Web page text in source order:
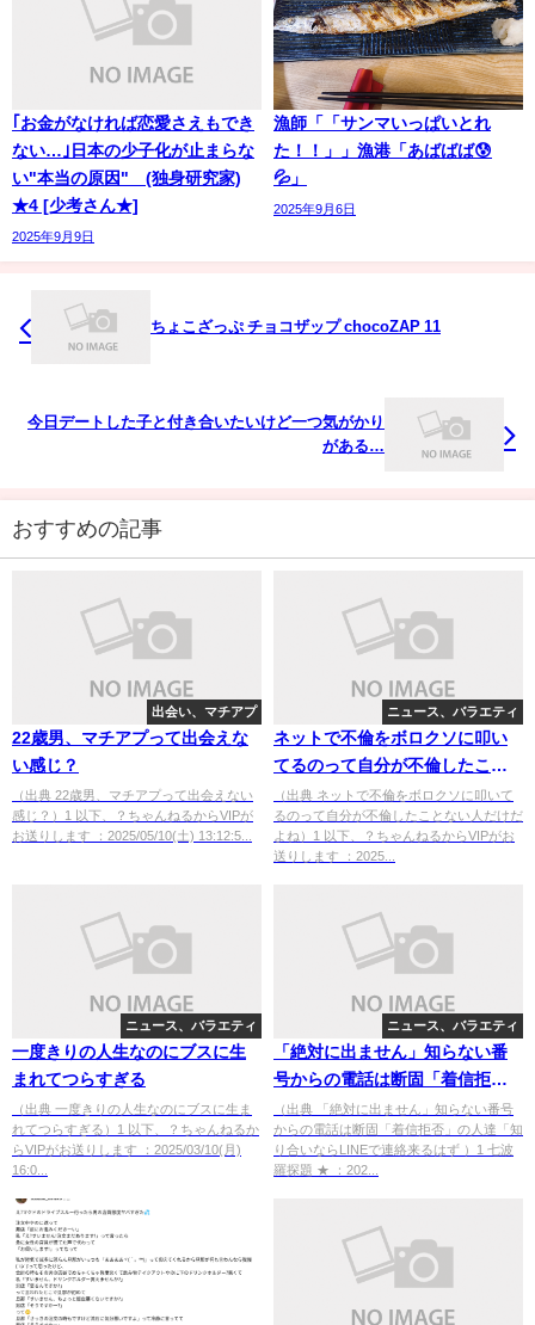
｢お金がなければ恋愛さえもでき
ない…｣日本の少子化が止まらな
い"本当の原因" (独身研究家)
★4 [少考さん★]
2025年9月9日
漁師「「サンマいっぱいとれ
た！！」」漁港「あばばば😰
💦」
2025年9月6日
ちょこざっぷ チョコザップ chocoZAP 11
今日デートした子と付き合いたいけど一つ気がかり
がある…
おすすめの記事
出会い、マチアプ
22歳男、マチアプって出会えな
い感じ？
（出典 22歳男、マチアプって出会えない
感じ？）1 以下、？ちゃんねるからVIPが
お送りします ：2025/05/10(土) 13:12:5...
ニュース、バラエティ
ネットで不倫をボロクソに叩い
てるのって自分が不倫したこと
ない人だけだよね
（出典 ネットで不倫をボロクソに叩いて
るのって自分が不倫したことない人だけだ
よね）1 以下、？ちゃんねるからVIPがお
送りします ：2025...
ニュース、バラエティ
一度きりの人生なのにブスに生
まれてつらすぎる
（出典 一度きりの人生なのにブスに生ま
れてつらすぎる）1 以下、？ちゃんねるか
らVIPがお送りします ：2025/03/10(月)
16:0...
ニュース、バラエティ
「絶対に出ません」知らない番
号からの電話は断固「着信拒
否」の人達「知り合いならLINE
で連絡来るはず [七波羅探題★]
（出典 「絶対に出ません」知らない番号
からの電話は断固「着信拒否」の人達「知
り合いならLINEで連絡来るはず ）1 七波
羅探題 ★ ：202...